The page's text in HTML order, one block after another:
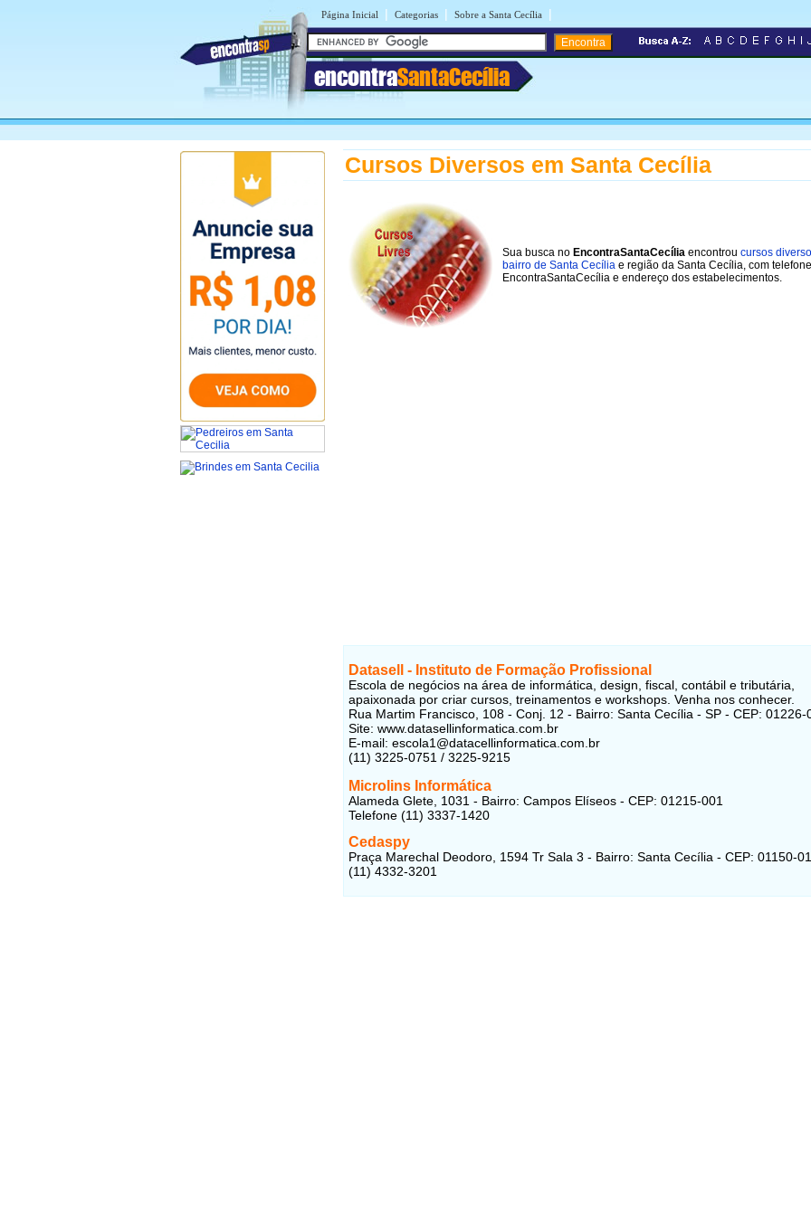
Página Inicial | Categorias | Sobre a Santa Cecília |
encontraSantaCecília
Cursos Diversos em Santa Cecília
Sua busca no EncontraSantaCecília encontrou cursos
bairro de Santa Cecília e região da Santa Cecília, com
EncontraSantaCecília e endereço dos estabelecimentos.
Datasell - Instituto de Formação Profissional
Escola de negócios na área de informática, design, fiscal, contábil e tributária,
apaixonada por criar cursos, treinamentos e workshops. Venha nos conhecer.
Rua Martim Francisco, 108 - Conj. 12 - Bairro: Santa Cecília - SP - CEP: 01226-
Site: www.datasellinformatica.com.br
E-mail: escola1@datacellinformatica.com.br
(11) 3225-0751 / 3225-9215
Microlins Informática
Alameda Glete, 1031 - Bairro: Campos Elíseos - CEP: 01215-001
Telefone (11) 3337-1420
Cedaspy
Praça Marechal Deodoro, 1594 Tr Sala 3 - Bairro: Santa Cecília - CEP: 01150-
(11) 4332-3201